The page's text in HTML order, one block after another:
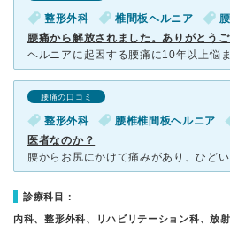
整形外科 椎間板ヘルニア
腰痛から解放されました。ありがとうご
腰痛の口コミ
整形外科 腰椎椎間板ヘルニア
医者なのか？
診療科目：
内科、整形外科、リハビリテーション科、放